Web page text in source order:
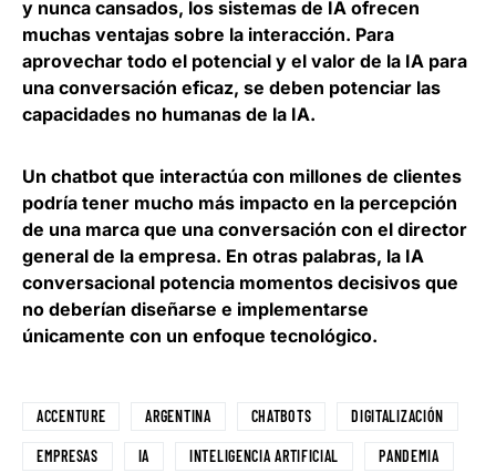
y nunca cansados, los sistemas de IA ofrecen
muchas ventajas sobre la interacción. Para
aprovechar todo el potencial y el valor de la IA para
una conversación eficaz, se deben potenciar las
capacidades no humanas de la IA.
Un chatbot que interactúa con millones de clientes
podría tener mucho más impacto en la percepción
de una marca que una conversación con el director
general de la empresa. En otras palabras, la IA
conversacional potencia momentos decisivos que
no deberían diseñarse e implementarse
únicamente con un enfoque tecnológico.
ACCENTURE ARGENTINA CHATBOTS DIGITALIZACIÓN
EMPRESAS IA INTELIGENCIA ARTIFICIAL PANDEMIA